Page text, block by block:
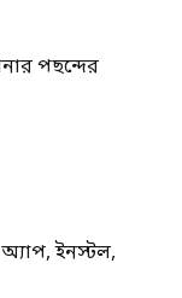
পছন্দের
ইনস্টল,